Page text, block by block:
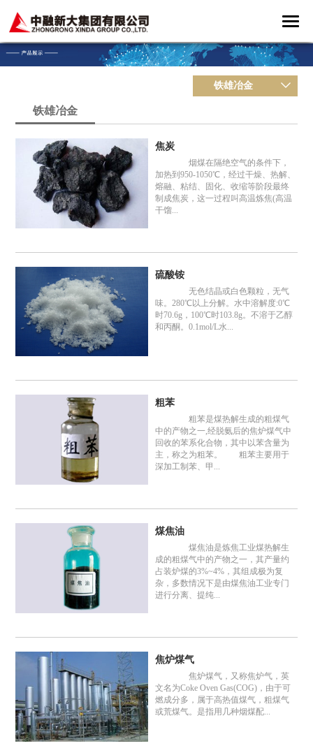
铁雄冶金
铁雄冶金
焦炭
烟煤在隔绝空气的条件下，
加热到950-1050℃，经过干燥、热解、
熔融、粘结、固化、收缩等阶段最终
制成焦炭，这一过程叫高温炼焦(高温
干馏...
硫酸铵
无色结晶或白色颗粒，无气
味。280℃以上分解。水中溶解度:0℃
时70.6g，100℃时103.8g。不溶于乙醇
和丙酮。0.1mol/L水...
粗苯
粗苯是煤热解生成的粗煤气
中的产物之一,经脱氨后的焦炉煤气中
回收的苯系化合物，其中以苯含量为
主，称之为粗苯。 粗苯主要用于
深加工制苯、甲...
煤焦油
煤焦油是炼焦工业煤热解生
成的粗煤气中的产物之一，其产量约
占装炉煤的3%~4%，其组成极为复
杂，多数情况下是由煤焦油工业专门
进行分离、提纯...
焦炉煤气
焦炉煤气，又称焦炉气，英
文名为Coke Oven Gas(COG)，由于可
燃成分多，属于高热值煤气，粗煤气
或荒煤气。是指用几种烟煤配...